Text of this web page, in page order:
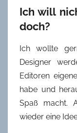
Ich will
doch?
Ich wollte
Designer
Editoren
habe und
Spaß macht.
wieder eine